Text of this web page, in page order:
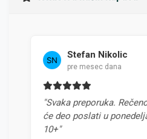
Stefan Nikolic
pre mesec dana
"Svaka preporuka. Rečeno mi je
će deo poslati u ponedeljak i